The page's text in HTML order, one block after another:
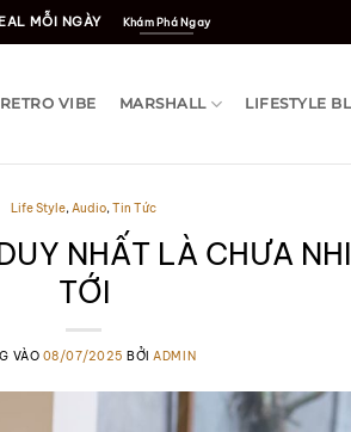
MỖI NGÀY Khám Phá Ngay
RETRO VIBE MARSHALL LIFESTYLE
Life Style,Audio,Tin Tức
NHẤT LÀ CHƯA
TỚI
VÀO 08/07/2025 BỞIADMIN